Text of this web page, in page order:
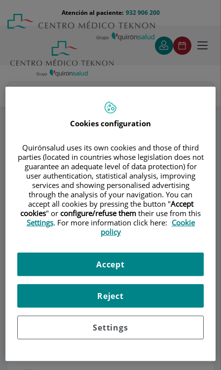
contenido
Menú
teléfono
cabecera
932 906 200
Atención al paciente:
Institut Vicente Paloma - Gournay
¿Cuáles son las opciones no quirúrgicas para
Consultorio
Institut Vicente
Paloma - Gournay
CIRUGÍA PLÁSTICA Y REPARADORA
DescripciónServiciosEquipoContactoDatos de interés
Pedir cita
Cookies configuration
Quirónsalud uses its own cookies and those of third
parties (located in countries whose legislation does not
guarantee an adequate level of data protection) for
user authentication, statistical analysis, improving
services and showing personalised advertising
through the analysis of your navigation. You can
accept all cookies by pressing the button "Accept
cookies" or configure/refuse them their use from this
Settings. For more information click here: Cookie
policy
Settings
Reject
Accept